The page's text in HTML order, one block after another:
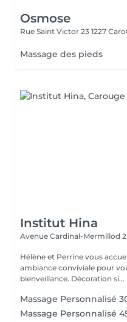
Osmose
Rue Saint Victor 23 1227
Massage des pieds
Institut Hina
Avenue Cardinal-Mermillod 2
Hélène et Perrine vous
ambiance conviviale pour
bienveillance. Décoration si...
Massage Personnalisé
Massage Personnalisé